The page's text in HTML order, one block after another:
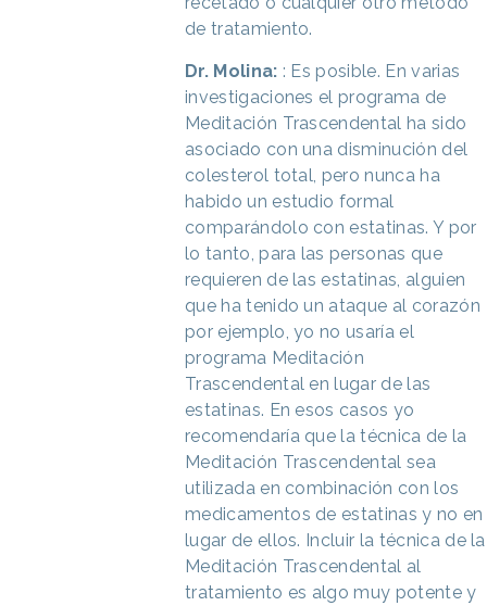
de tratamiento.
Dr. Molina: : Es posible. En varias
investigaciones el programa de
Meditación Trascendental ha sido
asociado con una disminución del
colesterol total, pero nunca ha
habido un estudio formal
comparándolo con estatinas. Y por
lo tanto, para las personas que
requieren de las estatinas, alguien
que ha tenido un ataque al corazón
por ejemplo, yo no usaría el
programa Meditación
Trascendental en lugar de las
estatinas. En esos casos yo
recomendaría que la técnica de la
Meditación Trascendental sea
utilizada en combinación con los
medicamentos de estatinas y no en
lugar de ellos. Incluir la técnica de la
Meditación Trascendental al
tratamiento es algo muy potente y